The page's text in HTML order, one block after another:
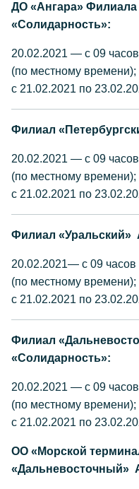
ДО «Ангара»
«Солидарность»:
20.02.2021 — с 09
(по местному времени);
с 21.02.2021 по
Филиал
20.02.2021 — с 09
(по местному времени);
с 21.02.2021 по
Филиал «Уральский»
20.02.2021— с 09 часов
(по местному времени);
с 21.02.2021 по
Филиал
«Солидарность»:
20.02.2021 — с 09
(по местному времени);
с 21.02.2021 по
ОО «Морской
«Дальневосточный»